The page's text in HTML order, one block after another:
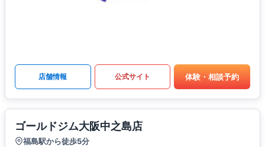
店舗情報 公式サイト 体験・相談予約
ゴールドジム大阪中之島店
福島駅から徒歩5分